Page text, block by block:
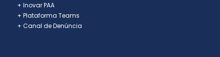
+ Inovar PAA
+ Plataforma Teams
+ Canal de Denúncia